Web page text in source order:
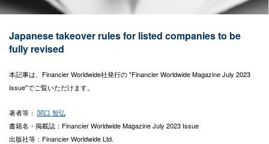
Japanese takeover rules for listed companies to be
fully revised
本記事は、Financier Worldwide社発行の "Financier Worldwide Magazine July 2023
Issue"でご覧いただけます。
著者等： 関口 智弘
書籍名・掲載誌：Financier Worldwide Magazine July 2023 Issue
出版社等：Financier Worldwide Ltd.